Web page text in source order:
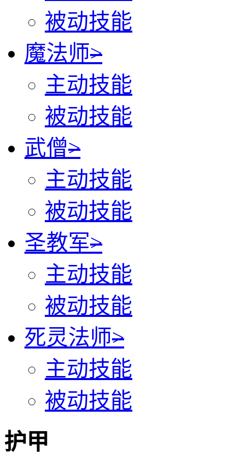
被动技能
魔法师>
主动技能
被动技能
武僧>
主动技能
被动技能
圣教军>
主动技能
被动技能
死灵法师>
主动技能
被动技能
护甲